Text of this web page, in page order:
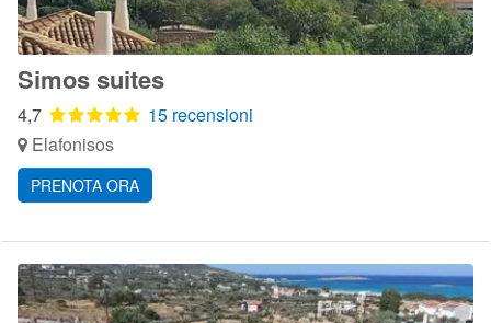
Simos suites
4,7
15 recensioni
Elafonisos
PRENOTA ORA